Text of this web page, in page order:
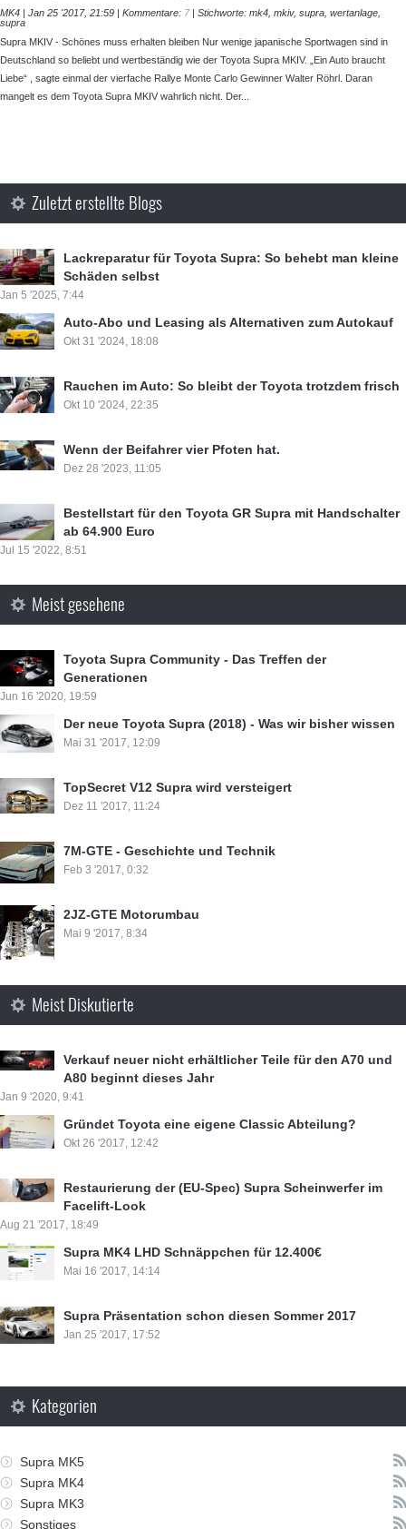
MK4 | Jan 25 '2017, 21:59 | Kommentare: 7 | Stichworte: mk4 mkiv, supra wertanlage
supra
Supra MKIV - Schönes muss erhalten bleiben Nur wenige japanische Sportwagen sind in
Deutschland so beliebt und wertbeständig wie der Toyota Supra MKIV. „Ein Auto braucht
Liebe“ , sagte einmal der vierfache Rallye Monte Carlo Gewinner Walter Röhrl. Daran
mangelt es dem Toyota Supra MKIV wahrlich nicht. Der...
Zuletzt erstellte Blogs
Lackreparatur für Toyota Supra: So behebt man kleine
Schäden selbst
Jan 5 '2025, 7:44
Auto-Abo und Leasing als Alternativen zum Autokauf
Okt 31 '2024, 18:08
Rauchen im Auto: So bleibt der Toyota trotzdem frisch
Okt 10 '2024, 22:35
Wenn der Beifahrer vier Pfoten hat.
Dez 28 '2023, 11:05
Bestellstart für den Toyota GR Supra mit Handschalter
ab 64.900 Euro
Jul 15 '2022, 8:51
Meist gesehene
Toyota Supra Community - Das Treffen der
Generationen
Jun 16 '2020, 19:59
⁣Der neue Toyota Supra (2018) - Was wir bisher wissen
Mai 31 '2017, 12:09
TopSecret V12 Supra wird versteigert
Dez 11 '2017, 11:24
7M-GTE - Geschichte und Technik
Feb 3 '2017, 0:32
⁣2JZ-GTE Motorumbau
Mai 9 '2017, 8:34
Meist Diskutierte
Verkauf neuer nicht erhältlicher Teile für den A70 und
A80 beginnt dieses Jahr
Jan 9 '2020, 9:41
⁣Gründet Toyota eine eigene Classic Abteilung?
Okt 26 '2017, 12:42
Restaurierung der (EU-Spec) Supra Scheinwerfer im
Facelift-Look
Aug 21 '2017, 18:49
Supra MK4 LHD Schnäppchen für ⁣12.400€
Mai 16 '2017, 14:14
Supra Präsentation schon diesen Sommer 2017
Jan 25 '2017, 17:52
Kategorien
Supra MK5
Supra MK4
Supra MK3
Sonstiges